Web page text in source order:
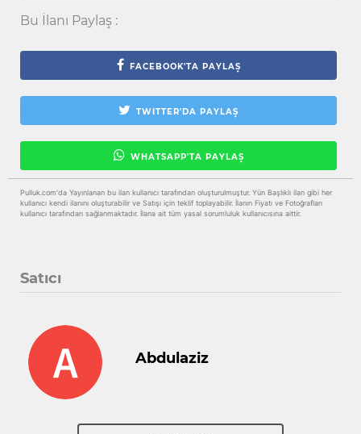
Bu İlanı Paylaş :
FACEBOOK'TA PAYLAŞ
TWITTER'DA PAYLAŞ
WHATSAPP'TA PAYLAŞ
Pulluk.com'da Yayınlanan bu ilan kullanıcı tarafından oluşturulmuştur. Yün Başlıklı ilan gibi her
kullanıcı kendi ilanını oluşturabilir ve Satışı için teklif toplayabilir. İlanın Fiyatı ve Fotoğrafları
kullanıcı tarafından sağlanmaktadır. İlana ait tüm yasal sorumluluk kullanıcısına aittir.
Satıcı
Abdulaziz